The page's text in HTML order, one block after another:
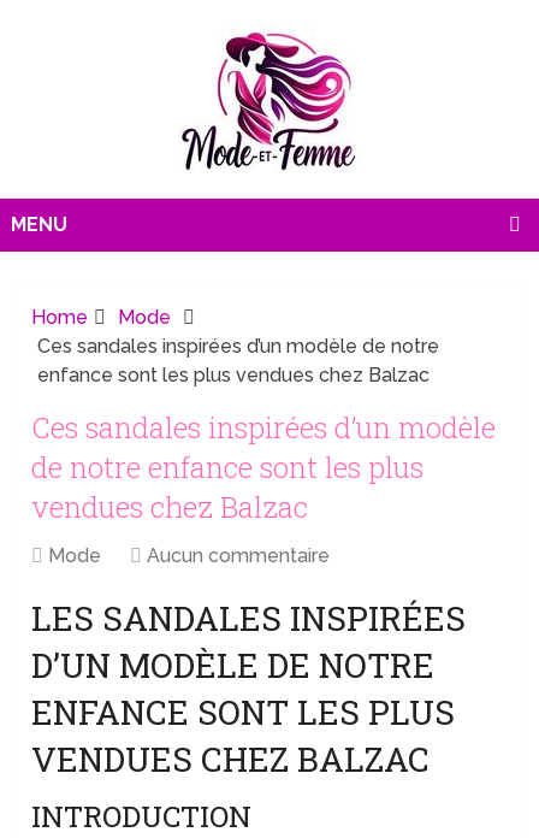
MENU
Home
Mode
Ces sandales inspirées d’un modèle de notre
enfance sont les plus vendues chez Balzac
Ces sandales inspirées d’un modèle
de notre enfance sont les plus
vendues chez Balzac
Mode Aucun commentaire
LES SANDALES INSPIRÉES
D’UN MODÈLE DE NOTRE
ENFANCE SONT LES PLUS
VENDUES CHEZ BALZAC
INTRODUCTION